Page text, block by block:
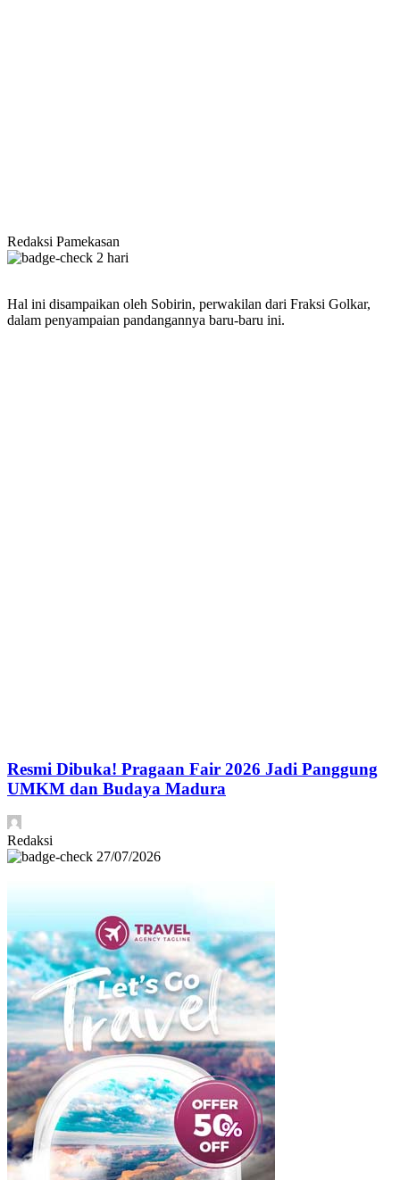
Redaksi Pamekasan
2 hari
Hal ini disampaikan oleh Sobirin, perwakilan dari Fraksi Golkar,
dalam penyampaian pandangannya baru-baru ini.
Resmi Dibuka! Pragaan Fair 2026 Jadi Panggung
UMKM dan Budaya Madura
Redaksi
27/07/2026